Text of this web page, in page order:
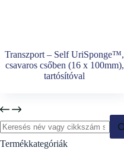
Transzport – Self UriSponge™,
csavaros csőben (16 x 100mm),
tartósítóval
No
Termékkategóriák